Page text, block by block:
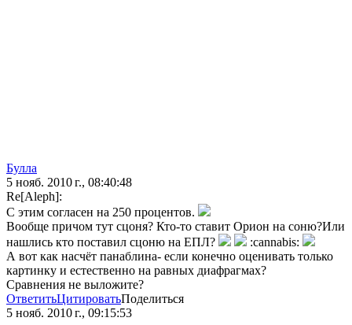
Булла
5 нояб. 2010 г., 08:40:48
Re[Aleph]:
С этим согласен на 250 процентов.
Вообще причом тут сцоня? Кто-то ставит Орион на соню?Или
нашлись кто поставил сцоню на ЕПЛ?
:cannabis:
А вот как насчёт панаблина- если конечно оценивать только
картинку и естественно на равных диафрагмах?
Сравнения не выложите?
ОтветитьЦитироватьПоделиться
5 нояб. 2010 г., 09:15:53